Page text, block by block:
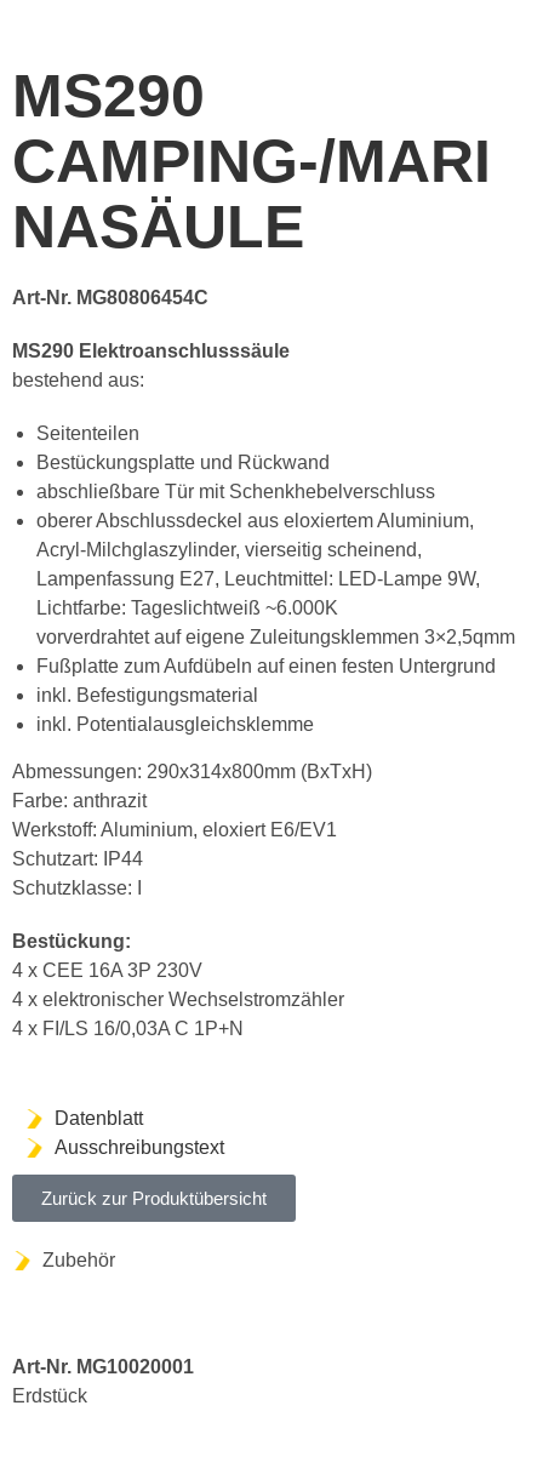
MS290
CAMPING-/MARI
NASÄULE
Art-Nr. MG80806454C
MS290 Elektroanschlusssäule
bestehend aus:
Seitenteilen
Bestückungsplatte und Rückwand
abschließbare Tür mit Schenkhebelverschluss
oberer Abschlussdeckel aus eloxiertem Aluminium,
Acryl-Milchglaszylinder, vierseitig scheinend,
Lampenfassung E27, Leuchtmittel: LED-Lampe 9W,
Lichtfarbe: Tageslichtweiß ~6.000K
vorverdrahtet auf eigene Zuleitungsklemmen 3×2,5qmm
Fußplatte zum Aufdübeln auf einen festen Untergrund
inkl. Befestigungsmaterial
inkl. Potentialausgleichsklemme
Abmessungen: 290x314x800mm (BxTxH)
Farbe: anthrazit
Werkstoff: Aluminium, eloxiert E6/EV1
Schutzart: IP44
Schutzklasse: I
Bestückung:
4 x CEE 16A 3P 230V
4 x elektronischer Wechselstromzähler
4 x FI/LS 16/0,03A C 1P+N
Datenblatt
Ausschreibungstext
Zurück zur Produktübersicht
Zubehör
Art-Nr. MG10020001
Erdstück